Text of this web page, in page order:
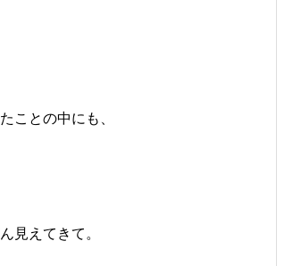
ことの中にも、
見えてきて。